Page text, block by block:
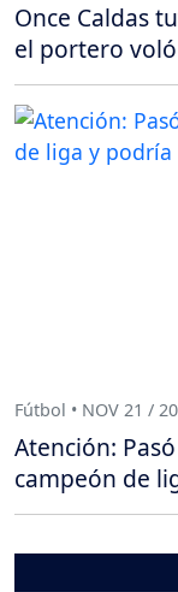
Once Caldas
el portero
Fútbol • NOV 21 /
Atención:
campeón de